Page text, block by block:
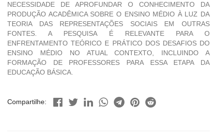
NECESSIDADE DE APROFUNDAR O CONHECIMENTO DA
PRODUÇÃO ACADÊMICA SOBRE O ENSINO MÉDIO À LUZ DA
TEORIA DAS REPRESENTAÇÕES SOCIAIS EM OUTRAS
FONTES. A PESQUISA É RELEVANTE PARA O
ENFRENTAMENTO TEÓRICO E PRÁTICO DOS DESAFIOS DO
ENSINO MÉDIO NO ATUAL CONTEXTO, INCLUINDO A
FORMAÇÃO DE PROFESSORES PARA ESSA ETAPA DA
EDUCAÇÃO BÁSICA.
Compartilhe: